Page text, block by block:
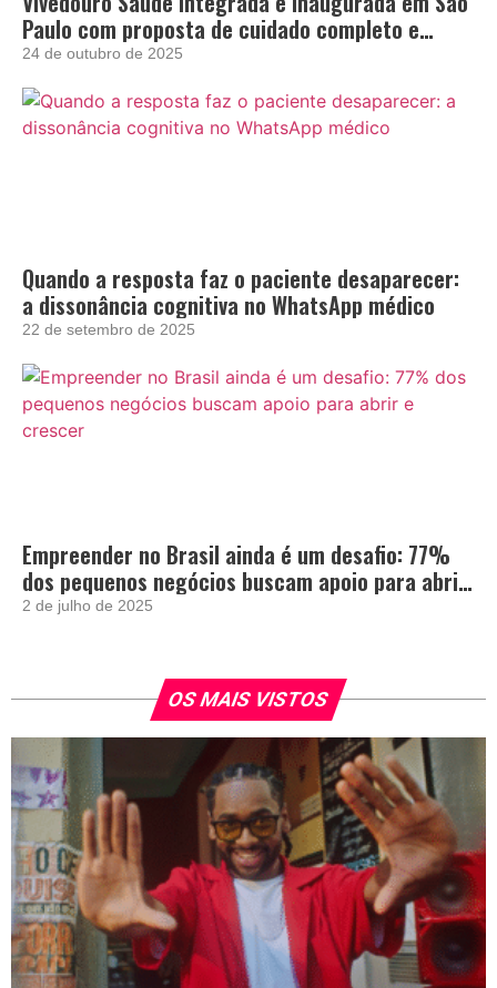
Paulo com proposta de cuidado completo e
acolhedor
24 de outubro de 2025
Quando a resposta faz o paciente desaparecer:
a dissonância cognitiva no WhatsApp médico
22 de setembro de 2025
Empreender no Brasil ainda é um desafio: 77%
dos pequenos negócios buscam apoio para abrir
e crescer
2 de julho de 2025
OS MAIS VISTOS